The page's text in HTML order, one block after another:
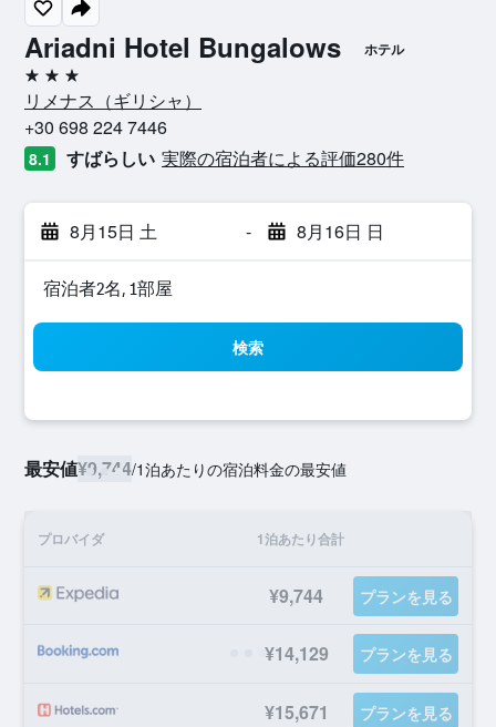
Ariadni Hotel Bungalows ホテル
3つ星
リメナス​（ギリシャ​）​
+30 698 224 7446
8.1 すばらしい 実際の宿泊者による評価280​件
8月15日 土 - 8月16日 日
宿泊者2名, 1​部屋
検索
最安値¥9,744/1泊あたりの宿泊料金の最安値
プロバイダ 1泊あたり合計
¥9,744 プランを見る
¥14,129 プランを見る
¥15,671 プランを見る